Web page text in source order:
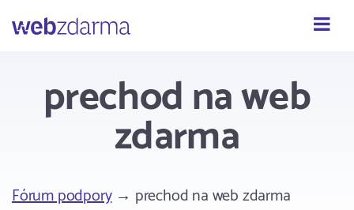
Webzdarma
prechod na web
zdarma
Fórum podpory→ prechod na web zdarma